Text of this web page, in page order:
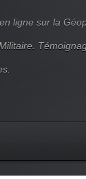
ligne sur la